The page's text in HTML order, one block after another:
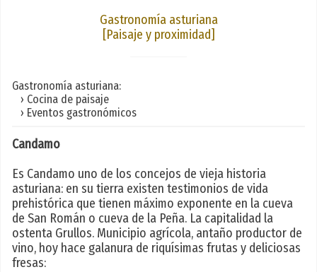
Gastronomía asturiana
[Paisaje y proximidad]
Gastronomía asturiana:
› Cocina de paisaje
› Eventos gastronómicos
Candamo
Es Candamo uno de los concejos de vieja historia
asturiana: en su tierra existen testimonios de vida
prehistórica que tienen máximo exponente en la cueva
de San Román o cueva de la Peña. La capitalidad la
ostenta Grullos. Municipio agrícola, antaño productor de
vino, hoy hace galanura de riquísimas frutas y deliciosas
fresas: